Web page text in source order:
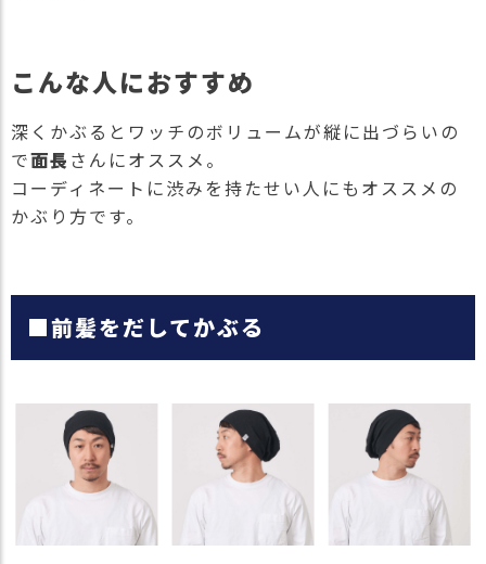
こんな人におすすめ
深くかぶるとワッチのボリュームが縦に出づらいの
で面長 さんにオススメ。
コーディネートに渋みを持たせい人にもオススメの
かぶり方です。
■前髪をだしてかぶる